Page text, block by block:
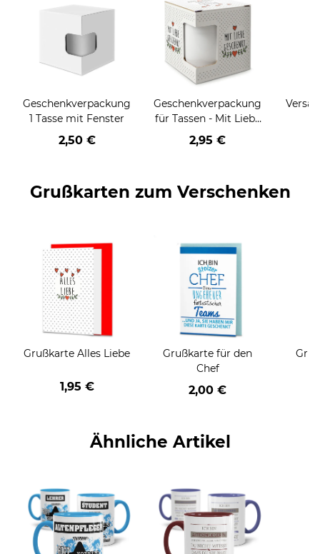
Geschenkverpackung
1 Tasse mit Fenster
2,50 €
Geschenkverpackung
für Tassen - Mit Liebe
geschenkt
2,95 €
Grußkarten zum Verschenken
Grußkarte Alles Liebe
1,95 €
Grußkarte für den
Chef
2,00 €
Ähnliche Artikel